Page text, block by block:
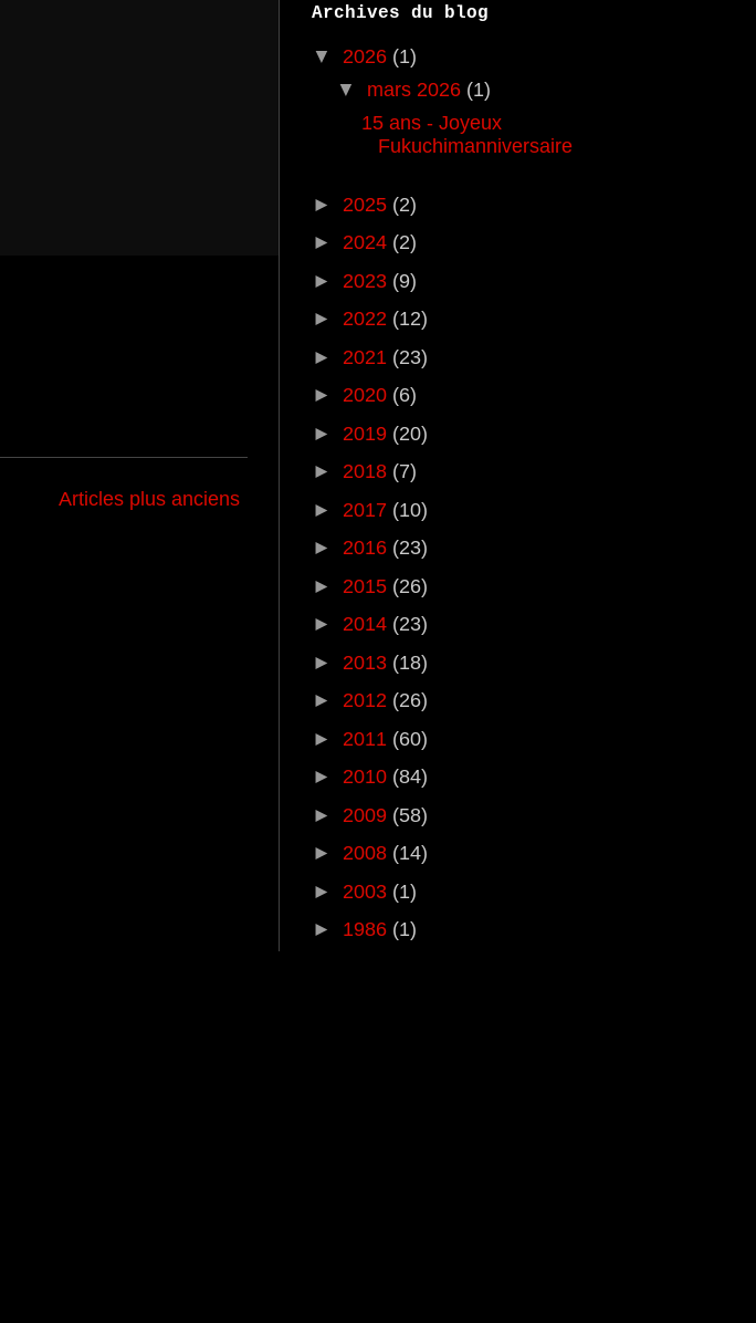
Articles plus anciens
Archives du blog
▼ 2026 (1)
▼ mars 2026 (1)
15 ans - Joyeux
Fukuchimanniversaire
► 2025 (2)
► 2024 (2)
► 2023 (9)
► 2022 (12)
► 2021 (23)
► 2020 (6)
► 2019 (20)
► 2018 (7)
► 2017 (10)
► 2016 (23)
► 2015 (26)
► 2014 (23)
► 2013 (18)
► 2012 (26)
► 2011 (60)
► 2010 (84)
► 2009 (58)
► 2008 (14)
► 2003 (1)
► 1986 (1)